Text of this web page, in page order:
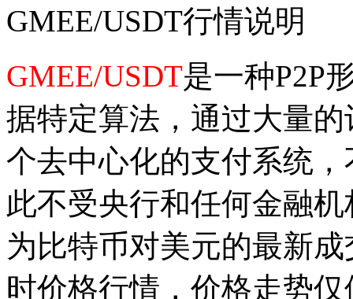
GMEE/USDT行情说明
GMEE/USDT是一种P2P
据特定算法，通过大量
个去中心化的支付系统
此不受央行和任何金融
为比特币对美元的最新
时价格行情，价格走势